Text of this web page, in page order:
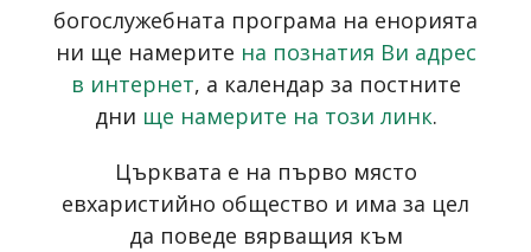
богослужебната програма на енорията
ни ще намерите на познатия Ви адрес
в интернет, а календар за постните
дни ще намерите на този линк.
Църквата е на първо място
евхаристийно общество и има за цел
да поведе вярващия към